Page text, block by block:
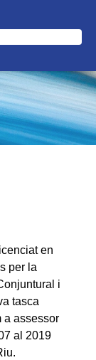
en
per la
i
tasca
a assessor
al 2019